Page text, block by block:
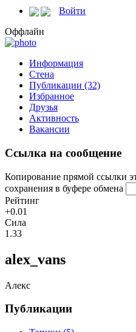
Войти
Оффлайн
Информация
Стена
Публикации (32)
Избранное
Друзья
Активность
Вакансии
Ссылка на сообщение
Копирование прямой ссылки
сохранения в буфере обмена
Рейтинг
+0.01
Сила
1.33
alex_vans
Алекс
Публикации